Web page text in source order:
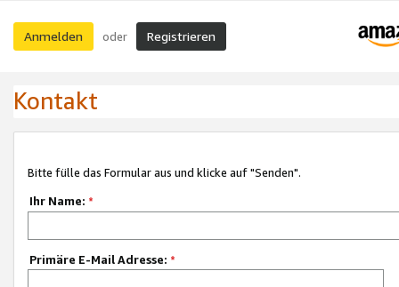
Anmelden oder Registrieren
Kontakt
Bitte fülle das Formular aus und klicke auf "Senden".
Ihr Name: *
Primäre E-Mail Adresse: *